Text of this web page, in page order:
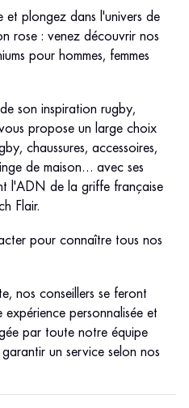
et plongez dans l'univers de
rose : venez découvrir nos
pour hommes, femmes
son inspiration rugby,
propose un large choix
chaussures, accessoires,
de maison… avec ses
l'ADN de la griffe française
Flair.
pour connaître tous nos
nos conseillers se feront
personnalisée et
par toute notre équipe
un service selon nos